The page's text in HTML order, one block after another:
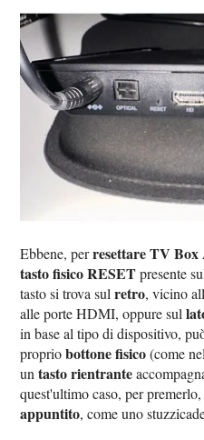
Ebbene, perresettare TV
tasto fisico RESETpresente
tasto si trova sulretro, vicino
alle porte HDMI, oppure sul
in base al tipo di dispositivo,
propriobottone fisico(come
untasto rientrante
quest'ultimo caso, per
appuntito, come uno